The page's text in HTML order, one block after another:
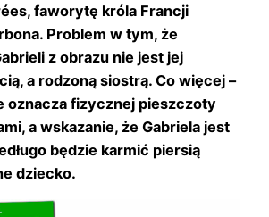
faworytę króla Francji
Problem w tym, że
z obrazu nie jest jej
a rodzoną siostrą. Co więcej –
oznacza fizycznej pieszczoty
a wskazanie, że Gabriela jest
będzie karmić piersią
dziecko.